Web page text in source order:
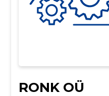
RONK OÜ